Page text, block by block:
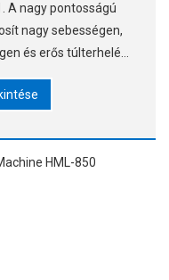
A nagy pontosságú
nagy sebességen,
és erős túlterhelési
redukción